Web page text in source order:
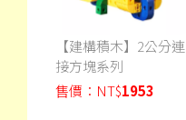
【建構積木】2公分連
接方塊系列
售價： NT$1953